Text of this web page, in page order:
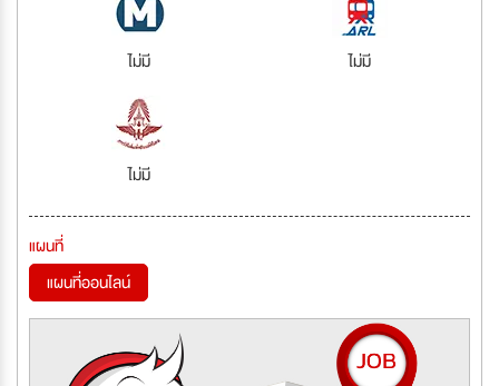
ไม่มี ไม่มี
ไม่มี
แผนที่
แผนที่ออนไลน์